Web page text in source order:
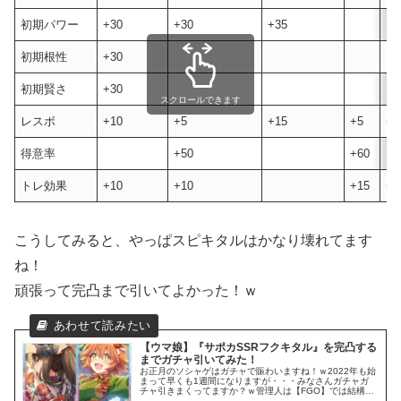
初期パワー +30 +30 +35
初期根性 +30
初期賢さ +30
レスボ +10 +5 +15 +5 +6
得意率 +50 +60
トレ効果 +10 +10 +15 +5
スクロールできます
こうしてみると、やっぱスピキタルはかなり壊れてます
ね！
頑張って完凸まで引いてよかった！ｗ
【ウマ娘】『サポカSSRフクキタル』を完凸する
までガチャ引いてみた！
お正月のソシャゲはガチャで賑わいますね！ｗ2022年も始
まって早くも1週間になりますが・・・みなさんガチャガ
チャ引きまくってますか？ｗ管理人は【FGO】では結構厳